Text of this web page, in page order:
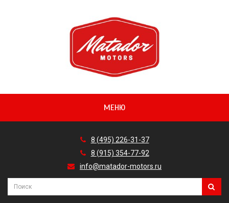
МЕНЮ
8 (495) 226-31-37
8 (915) 354-77-92
info@matador-motors.ru